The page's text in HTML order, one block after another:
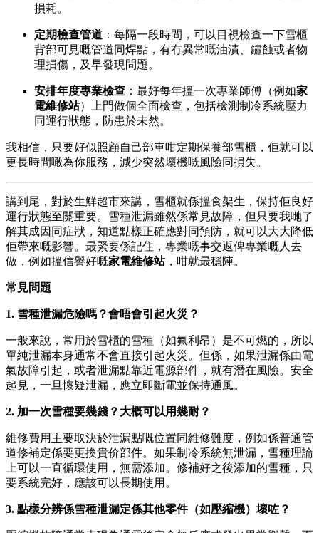
損耗。
定期檢查管道 ：每隔一段時間，可以目視檢查一下雪櫃
背部可見嘅管道同焊點，有冇異常嘅油漬、鏽蝕或者物
理損傷，及早發現問題。
安排年度專業檢查 ：最好每年搵一次專業師傅（例如家
電維修站）上門做個全面檢查，包括檢測制冷系統壓力
同運行狀態，防患於未然。
我相信，只要好似照顧自己部車咁定期保養部雪櫃，佢就可以
更長時間噉為你服務，減少突然壞機嘅風險同損失。
講到尾，對於生鮮超市來講，雪櫃就係搵食架生，保持佢良好
運行狀態至關重要。雪種泄漏雖然係常見故障，但只要我哋了
解其成因同症狀，知道點樣正確應對同預防，就可以大大降低
佢帶來嘅影響。最緊要係記住，專業嘅事交返俾專業嘅人去
做，例如搵信譽好嘅家電維修站，咁就最穩陣。
常見問題
1. 雪種泄漏危險嗎？會唔會引起火災？
一般來說，常用於雪櫃的雪種（如氟利昂）是不可燃的，所以
單純泄漏本身通常不會直接引起火災。但係，如果泄漏係由電
氣故障引起，或者泄漏點靠近電源部件，就有潛在風險。安全
起見，一旦懷疑泄漏，應立即斷電並保持通風。
2. 加一次雪種要幾錢？大概可以用幾耐？
維修費用主要取決於泄漏點嘅位置同維修難度，例如係普通管
道修補定係要更換貴价部件。如果制冷系統無泄漏，雪種理論
上可以一直循環使用，無需添加。修補好之後添加的雪種，只
要系統完好，應該可以長期使用。
3. 點樣分辨係雪種泄漏定係其他零件（如壓縮機）壞咗？